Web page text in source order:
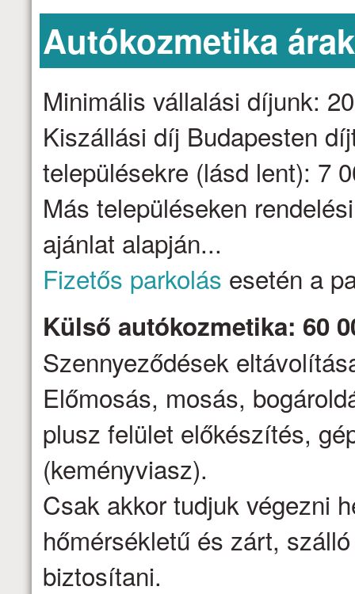
Autókozmetika árak
Minimális vállalási díjunk:
Kiszállási díj Budapesten
településekre (lásd lent): 7
Más településeken
ajánlat alapján...
Fizetős parkolás esetén a
Külső autókozmetika: 60
Szennyeződések
Előmosás, mosás,
plusz felület előkészítés,
(keményviasz).
Csak akkor tudjuk végezni
hőmérsékletű és zárt,
biztosítani.